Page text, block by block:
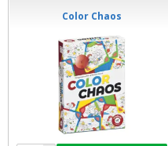
Color Chaos